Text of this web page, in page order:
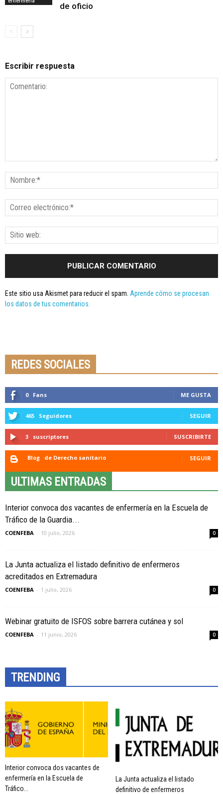
de oficio
Escribir respuesta
Este sitio usa Akismet para reducir el spam. Aprende cómo se procesan
los datos de tus comentarios.
REDES SOCIALES
0 Fans ME GUSTA
465 Seguidores SEGUIR
3 suscriptores SUSCRIBIRTE
Blog de Derecho sanitario SEGUIR
ULTIMAS ENTRADAS
Interior convoca dos vacantes de enfermería en la Escuela de
Tráfico de la Guardia...
COENFEBA - 10 julio, 2026 0
La Junta actualiza el listado definitivo de enfermeros
acreditados en Extremadura
COENFEBA - 1 julio, 2026 0
Webinar gratuito de ISFOS sobre barrera cutánea y sol
COENFEBA - 11 junio, 2026 0
TRENDING
Interior convoca dos vacantes de
enfermería en la Escuela de
Tráfico...
La Junta actualiza el listado
definitivo de enfermeros